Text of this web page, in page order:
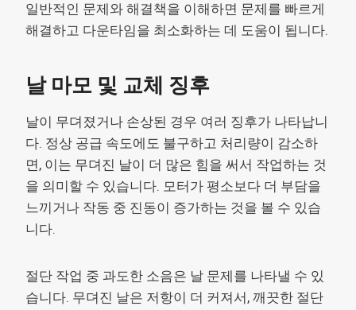
일반적인 문제와 해결책을 이해하면 문제를 빠르게
해결하고 다운타임을 최소화하는 데 도움이 됩니다.
날 마모 및 교체 징후
날이 무뎌졌거나 손상된 경우 여러 징후가 나타납니
다. 정상 공급 속도에도 불구하고 처리량이 감소하
면, 이는 무뎌진 날이 더 많은 힘을 써서 작업하는 것
을 의미할 수 있습니다. 모터가 평소보다 더 부담을
느끼거나 작동 중 진동이 증가하는 것을 볼 수 있습
니다.
절단 작업 중 과도한 소음은 날 문제를 나타낼 수 있
습니다. 무뎌진 날은 저항이 더 커져서, 깨끗한 절단